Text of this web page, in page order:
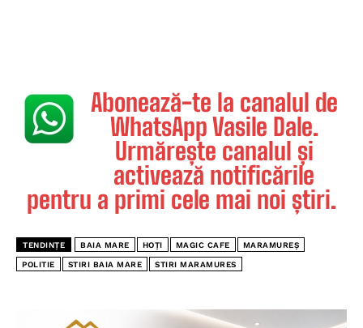
Abonează-te la canalul de
WhatsApp Vasile Dale.
Urmărește canalul și
activează notificările
pentru a primi cele mai noi știri.
TENDINȚE BAIA MARE HOȚI MAGIC CAFE MARAMUREȘ
POLITIE STIRI BAIA MARE STIRI MARAMURES